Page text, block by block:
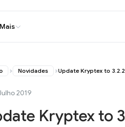
Mais
Novidades Update Kryptex to
2019
Kryptex to